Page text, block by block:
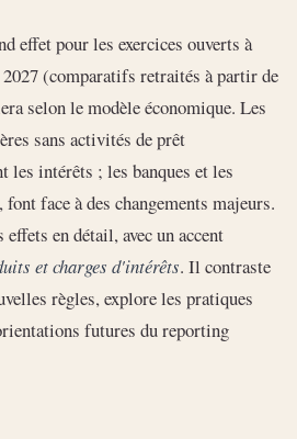
effet pour les exercices ouverts à
(comparatifs retraités à partir de
selon le modèle économique. Les
sans activités de prêt
les intérêts ; les banques et les
font face à des changements majeurs.
en détail, avec un accent
et charges d'intérêts. Il contraste
règles, explore les pratiques
futures du reporting